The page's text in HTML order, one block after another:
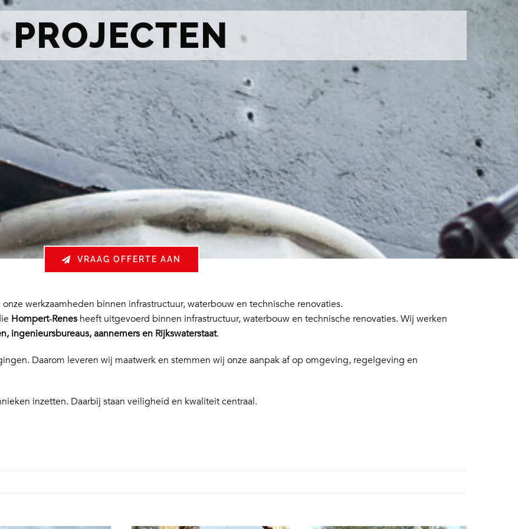
PROJECTEN
VRAAG OFFERTE AAN
werkzaamheden binnen infrastructuur, waterbouw en technische renovaties.
Hompert‑Renesheeft uitgevoerd binnen infrastructuur, waterbouw en technische renovaties. Wij werken
ingenieursbureaus, aannemers en Rijkswaterstaat.
Daarom leveren wij maatwerk en stemmen wij onze aanpak af op omgeving, regelgeving en
inzetten. Daarbij staan veiligheid en kwaliteit centraal.